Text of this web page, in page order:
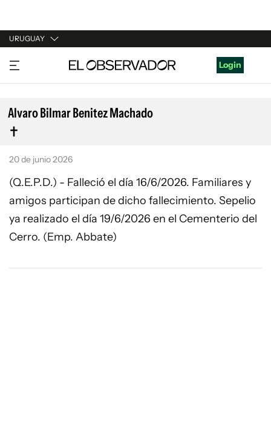
URUGUAY
URUGUAY
ARGENTINA
ESPAÑA
ESTADOS UNIDOS
Login
Alvaro Bilmar Benitez Machado
20 de junio 2026
(Q.E.P.D.) - Falleció el día 16/6/2026. Familiares y
amigos participan de dicho fallecimiento. Sepelio
ya realizado el día 19/6/2026 en el Cementerio del
Cerro. (Emp. Abbate)